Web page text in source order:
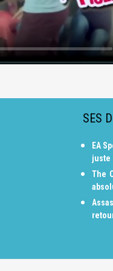
SES
EA
juste
The